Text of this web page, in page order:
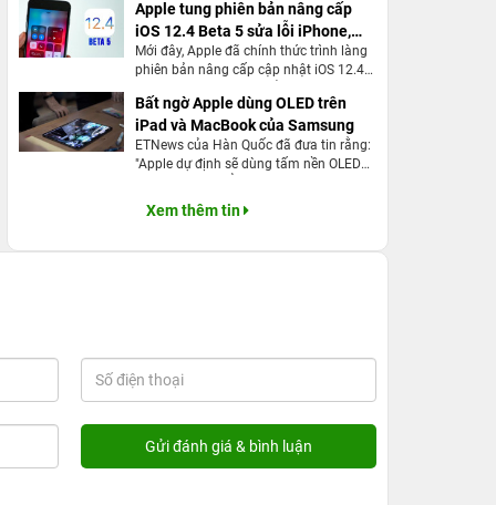
cửa sổ trình duyệt bằng cách kéo,
nhưng có rất nhiều cải tiến tính năng
khác để biến nó thành một bản cập
nhật đáng giá, như trình quản lý tải
Safari cho tất cả các thiết bị có khả
năng chạy iOS 13.
Apple tung phiên bản nâng cấp
iOS 12.4 Beta 5 sửa lỗi iPhone,
iPad
Mới đây, Apple đã chính thức trình làng
phiên bản nâng cấp cập nhật iOS 12.4
cố xuất hiện trên iPhone cũng như iPad.
Đặc biệt, đây còn được xem là chương
trình có những cải tiến nhằm mang đến
công suất làm việc tốt nhất cho các sản
tại.
Bất ngờ Apple dùng OLED trên
iPad và MacBook của Samsung
ETNews của Hàn Quốc đã đưa tin rằng:
"Apple dự định sẽ dùng tấm nền OLED
máy tính bảng (iPad) hay máy tính
Macbook từ đối thủ Samsung".
Xem thêm tin